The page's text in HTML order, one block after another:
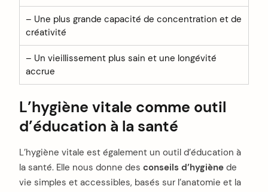
– Une plus grande capacité de concentration et de
créativité
– Un vieillissement plus sain et une longévité
accrue
L’hygiène vitale comme outil
d’éducation à la santé
L’hygiène vitale est également un outil d’éducation à
la santé. Elle nous donne des conseils d’hygiène de
vie simples et accessibles, basés sur l’anatomie et la